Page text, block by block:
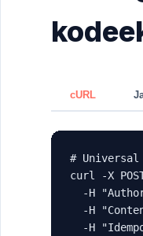
cURL
# Universal
curl -X
-H
-H
-H